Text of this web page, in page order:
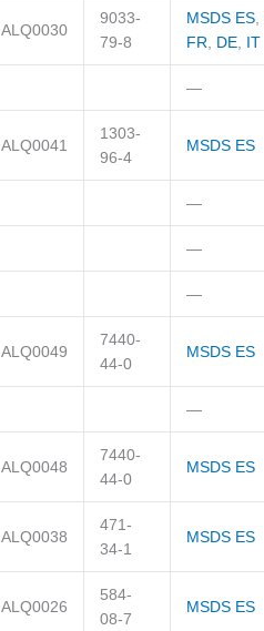
ALQ0030
9033-
79-8
MSDS ES,
FR, DE, IT
—
ALQ0041
1303-
96-4
MSDS ES
—
—
—
ALQ0049
7440-
44-0
MSDS ES
—
ALQ0048
7440-
44-0
MSDS ES
ALQ0038
471-
34-1
MSDS ES
ALQ0026
584-
08-7
MSDS ES